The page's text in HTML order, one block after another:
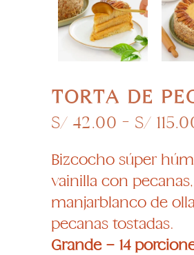
TORTA DE
S/ 42.00 - S/
Bizcocho súper
vainilla con pecanas,
manjarblanco de
pecanas tostadas.
Grande – 14